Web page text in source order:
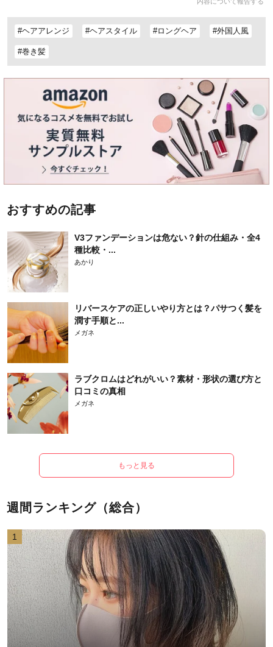
#ヘアアレンジ #ヘアスタイル #ロングヘア #外国人風
#巻き髪
おすすめの記事
V3ファンデーションは危ない？針の仕組み・全4
種比較・...
あかり
リバースケアの正しいやり方とは？パサつく髪を
潤す手順と...
メガネ
ラブクロムはどれがいい？素材・形状の選び方と
口コミの真相
メガネ
もっと見る
週間ランキング（総合）
1